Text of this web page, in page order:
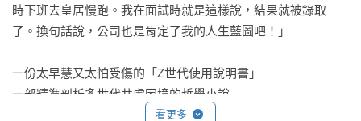
時下班去皇居慢跑。我在面試時就是這樣說，結果就被錄取
了。換句話說，公司也是肯定了我的人生藍圖吧！」
一份太早慧又太怕受傷的「Z世代使用說明書」
一部精準剖析多世代共處困境的哲學小說
看更多